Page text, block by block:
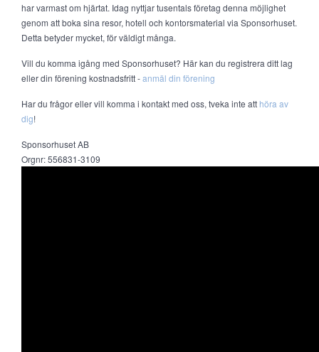
har varmast om hjärtat. Idag nyttjar tusentals företag denna möjlighet
genom att boka sina resor, hotell och kontorsmaterial via Sponsorhuset.
Detta betyder mycket, för väldigt många.
Vill du komma igång med Sponsorhuset? Här kan du registrera ditt lag
eller din förening kostnadsfritt -anmäl din förening
Har du frågor eller vill komma i kontakt med oss, tveka inte att höra av
dig!
Sponsorhuset AB
Orgnr: 556831-3109